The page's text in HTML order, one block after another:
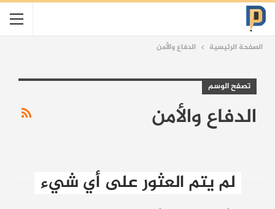
الصفحة الرئيسية الدفاع والأمن
تصفح الوسم
الدفاع والأمن
لم يتم العثور على أي شيء